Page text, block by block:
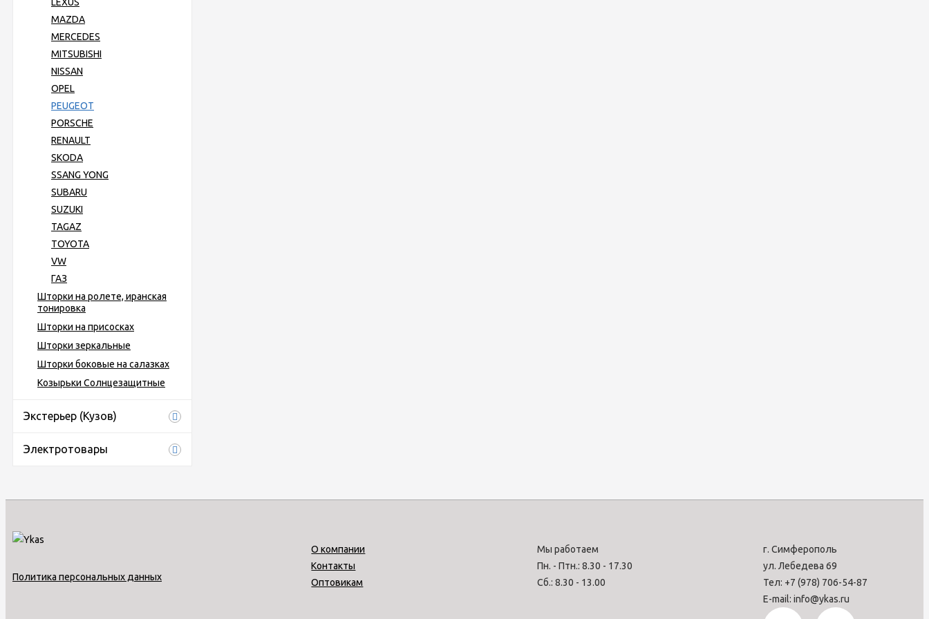
MAZDA
MERCEDES
MITSUBISHI
NISSAN
OPEL
PEUGEOT
PORSCHE
RENAULT
SKODA
SSANG YONG
SUBARU
SUZUKI
TAGAZ
TOYOTA
VW
ГАЗ
Шторки на ролете, иранская
тонировка
Шторки на присосках
Шторки зеркальные
Шторки боковые на салазках
Козырьки Солнцезащитные
Экстерьер (Кузов)
Электротовары
Политика персональных данных
О компании
Контакты
Оптовикам
Мы работаем
Пн. - Птн.: 8.30 - 17.30
Сб.: 8.30 - 13.00
г. Симферополь
ул. Лебедева 69
Тел: +7 (978) 706-54-87
E-mail: info@ykas.ru